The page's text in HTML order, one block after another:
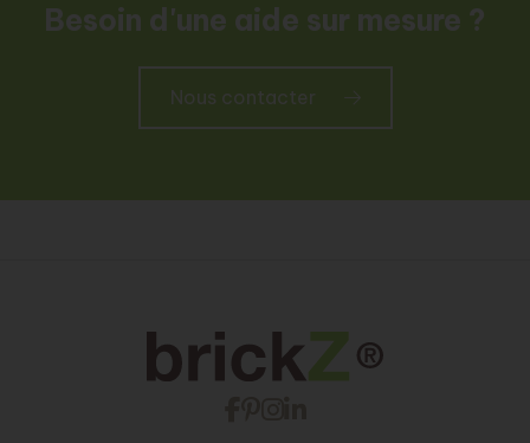
Besoin d'une aide sur mesure ?
Nous contacter